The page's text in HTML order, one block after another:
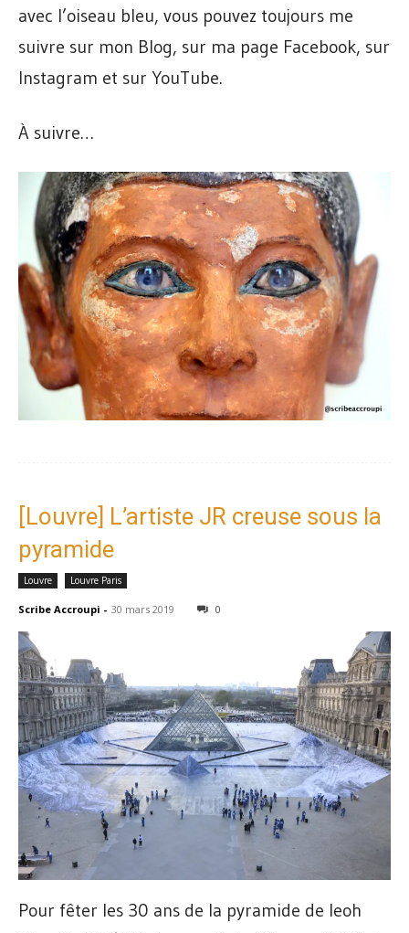
avec l’oiseau bleu, vous pouvez toujours me
suivre sur mon Blog, sur ma page Facebook, sur
Instagram et sur YouTube.
À suivre…
[Louvre] L’artiste JR creuse sous la
pyramide
Louvre Louvre Paris
Scribe Accroupi - 30 mars 2019 0
Pour fêter les 30 ans de la pyramide de Ieoh